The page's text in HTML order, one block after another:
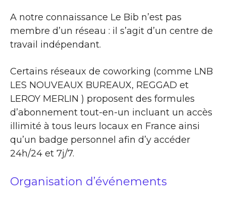
A notre connaissance Le Bib n’est pas
membre d’un réseau : il s’agit d’un centre de
travail indépendant.
Certains réseaux de coworking (comme LNB
LES NOUVEAUX BUREAUX, REGGAD et
LEROY MERLIN ) proposent des formules
d’abonnement tout-en-un incluant un accès
illimité à tous leurs locaux en France ainsi
qu’un badge personnel afin d’y accéder
24h/24 et 7j/7.
Organisation d’événements